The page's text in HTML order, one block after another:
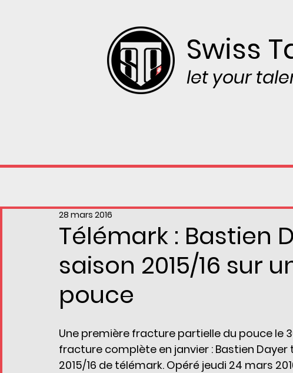
Swiss
let your
Télémark : Bastien
saison 2015/16 sur
pouce
28 mars 2016
Une première fracture partielle du pouce le
fracture complète en janvier : Bastien
2015/16 de télémark. Opéré jeudi 24 mars